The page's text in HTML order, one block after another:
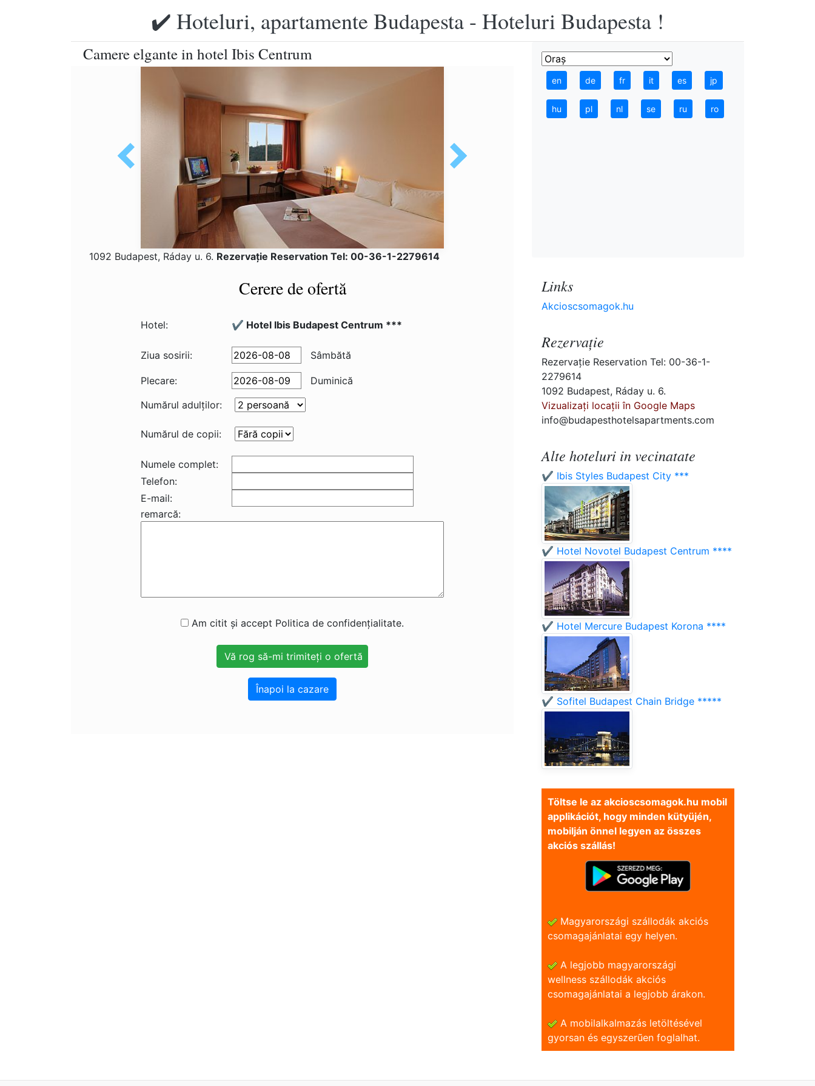
✔️ Hoteluri, apartamente Budapesta - Hoteluri Budapesta !
Camere elgante in hotel Ibis Centrum
1092 Budapest, Ráday u. 6. Rezervaţie Reservation Tel: 00-36-1-2279614
Cerere de ofertă
Hotel: ✔️ Hotel Ibis Budapest Centrum ***
Ziua sosirii: Sâmbătă
Plecare:
Duminică
Numărul adulţilor:
Numărul de copii:
Numele complet:
Telefon:
E-mail:
remarcă:
Am citit și accept Politica de confidențialitate.
Înapoi la cazare
en de fr it es jp
hu pl nl se ru ro
Links
Akcioscsomagok.hu
Rezervaţie
Rezervaţie Reservation Tel: 00-36-1-
2279614
1092 Budapest, Ráday u. 6.
Vizualizați locații în Google Maps
info@budapesthotelsapartments.com
Alte hoteluri in vecinatate
✔️ Ibis Styles Budapest City ***
✔️ Hotel Novotel Budapest Centrum ****
✔️ Hotel Mercure Budapest Korona ****
✔️ Sofitel Budapest Chain Bridge *****
Töltse le az akcioscsomagok.hu mobil
applikációt, hogy minden kütyüjén,
mobilján önnel legyen az összes
akciós szállás!
Magyarországi szállodák akciós
csomagajánlatai egy helyen.
A legjobb magyarországi
wellness szállodák akciós
csomagajánlatai a legjobb árakon.
A mobilalkalmazás letöltésével
gyorsan és egyszerũen foglalhat.